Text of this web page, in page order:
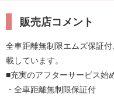
販売店コメント
全車距離無制限エムズ保証
載しています。
■充実のアフターサービス始
・全車距離無制限保証付